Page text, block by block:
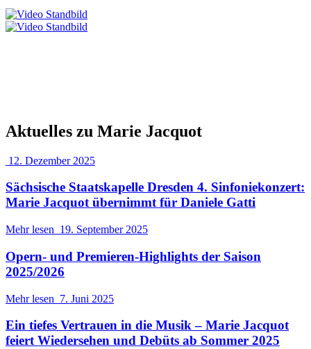
Aktuelles zu Marie Jacquot
12. Dezember 2025
Sächsische Staatskapelle Dresden 4. Sinfoniekonzert:
Marie Jacquot übernimmt für Daniele Gatti
Mehr lesen 19. September 2025
Opern- und Premieren-Highlights der Saison
2025/2026
Mehr lesen 7. Juni 2025
Ein tiefes Vertrauen in die Musik – Marie Jacquot
feiert Wiedersehen und Debüts ab Sommer 2025